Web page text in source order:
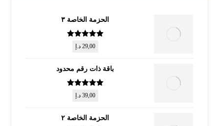
الحزمة الخاصة ٣
تم التقييم
من 5
29,00 د.إ
باقة ذات رقم محدود
تم التقييم
من 5
39,00 د.إ
الحزمة الخاصة ٢